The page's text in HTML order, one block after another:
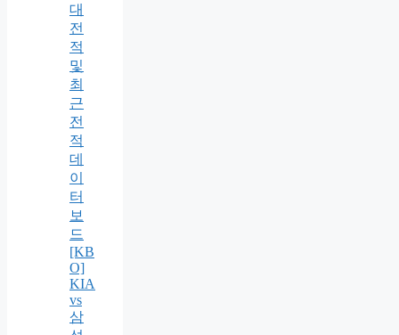
대
전
적
및
최
근
전
적
데
이
터
보
드
[KB
O]
KIA
vs
삼